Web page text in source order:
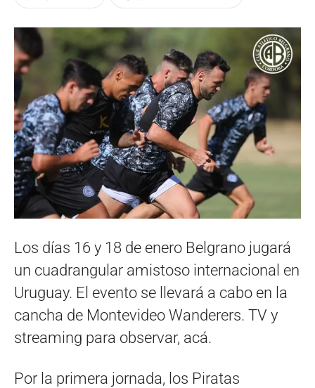
Los días 16 y 18 de enero Belgrano jugará
un cuadrangular amistoso internacional en
Uruguay. El evento se llevará a cabo en la
cancha de Montevideo Wanderers. TV y
streaming para observar, acá.
Por la primera jornada, los Piratas